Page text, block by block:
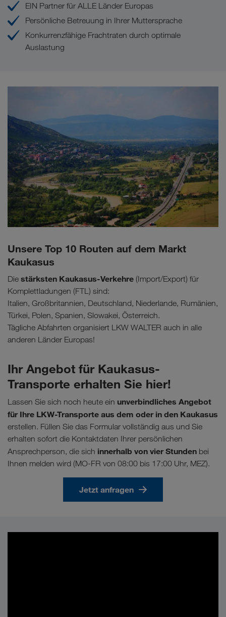
EIN Partner für ALLE Länder Europas
Persönliche Betreuung in Ihrer Muttersprache
Konkurrenzfähige Frachtraten durch optimale
Auslastung
Unsere Top 10 Routen auf dem Markt
Kaukasus
Die stärksten Kaukasus-Verkehre (Import/Export) für
Komplettladungen (FTL) sind:
Italien, Großbritannien, Deutschland, Niederlande, Rumänien,
Türkei, Polen, Spanien, Slowakei, Österreich.
Tägliche Abfahrten organisiert LKW WALTER auch in alle
anderen Länder Europas!
Ihr Angebot für Kaukasus-
Transporte erhalten Sie hier!
Lassen Sie sich noch heute ein unverbindliches Angebot
für Ihre LKW-Transporte aus dem oder in den Kaukasus
erstellen. Füllen Sie das Formular vollständig aus und Sie
erhalten sofort die Kontaktdaten Ihrer persönlichen
Ansprechperson, die sich innerhalb von vier Stunden bei
Ihnen melden wird (MO-FR von 08:00 bis 17:00 Uhr, MEZ).
Jetzt anfragen